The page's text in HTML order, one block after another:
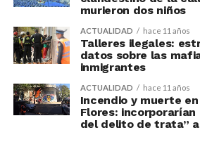
murieron dos niños
ACTUALIDAD hace 11 años
Talleres ilegales:
datos sobre las
inmigrantes
ACTUALIDAD hace 11 años
Incendio y muerte
Flores: incorporarían
del delito de trata”